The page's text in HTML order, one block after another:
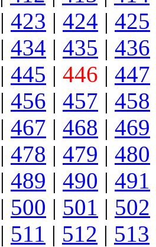
| 423 | 424 | 425
| 434 | 435 | 436
| 445 | 446 | 447
| 456 | 457 | 458
| 467 | 468 | 469
| 478 | 479 | 480
| 489 | 490 | 491
| 500 | 501 | 502
| 511 | 512 | 513